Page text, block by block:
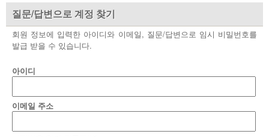
질문/답변으로 계정 찾기
회원 정보에 입력한 아이디와 이메일, 질문/답변으로 임시 비밀번호를
발급 받을 수 있습니다.
아이디
이메일 주소
부설기관
업무